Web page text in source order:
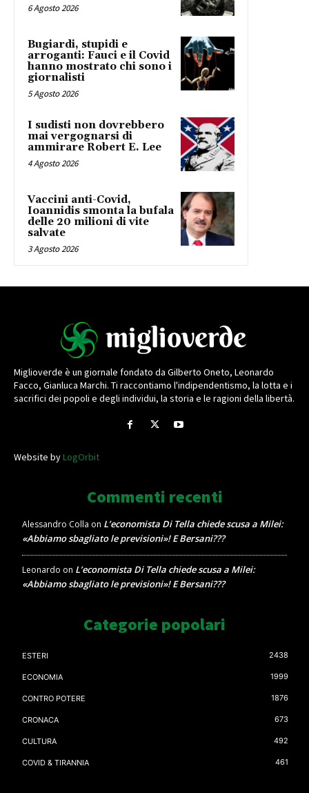
6 Agosto 2026
Bugiardi, stupidi e
arroganti: Fauci e il Covid
hanno mostrato chi sono i
giornalisti
5 Agosto 2026
I sudisti non dovrebbero
mai vergognarsi di
ammirare Robert E. Lee
4 Agosto 2026
Vaccini anti-Covid,
Ioannidis smonta la bufala
delle 20 milioni di vite
salvate
3 Agosto 2026
Miglioverde è un giornale fondato da Gilberto Oneto, Leonardo
Facco, Gianluca Marchi. Ti raccontiamo l'indipendentismo, la lotta e i
sacrifici dei popoli e degli individui, la storia e le ragioni della libertà.
Website byLogOrbit
Commenti recenti
Alessandro Colla on L’economista Di Tella chiede scusa a Milei:
«Abbiamo sbagliato le previsioni»! E Bersani???
Leonardo on L’economista Di Tella chiede scusa a Milei:
«Abbiamo sbagliato le previsioni»! E Bersani???
Categorie popolari
ESTERI 2438
ECONOMIA 1999
CONTRO POTERE 1876
CRONACA 673
CULTURA 492
COVID & TIRANNIA 461